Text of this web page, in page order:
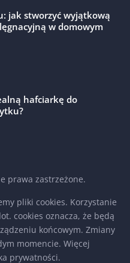
jak stworzyć wyjątkową
w domowym
hafciarkę do
prawa zastrzeżone.
pliki cookies. Korzystanie
cookies oznacza, że będą
końcowym. Zmiany
momencie. Więcej
prywatności.